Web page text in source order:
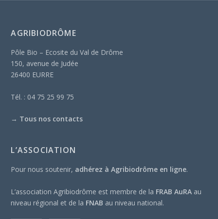
AGRIBIODRÔME
Pôle Bio – Ecosite du Val de Drôme
150, avenue de Judée
26400 EURRE
Tél. : 04 75 25 99 75
→ Tous nos contacts
L’ASSOCIATION
Pour nous soutenir, adhérez à Agribiodrôme en ligne.
L’association Agribiodrôme est membre de la FRAB AuRA au
niveau régional et de la FNAB au niveau national.